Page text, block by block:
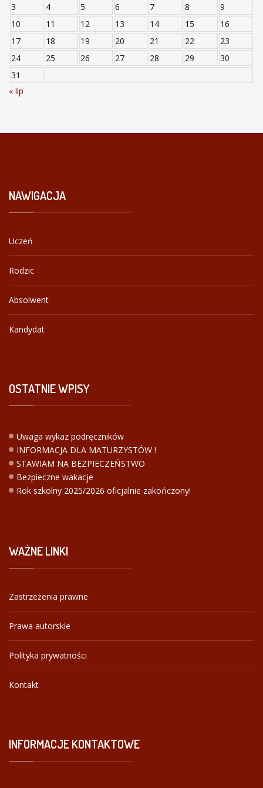
3
4 5 6 7 8
9
10
11 12 13 14 15
16
17
18 19 20 21 22
23
24
25 26 27 28 29
30
31
« lip
NAWIGACJA
Uczeń
Rodzic
Absolwent
Kandydat
OSTATNIEWPISY
Uwaga wykaz podręczników
INFORMACJA DLA MATURZYSTÓW !
STAWIAM NA BEZPIECZEŃSTWO
Bezpieczne wakacje
Rok szkolny 2025/2026 oficjalnie zakończony!
WAŻNELINKI
Zastrzeżenia prawne
Prawa autorskie
Polityka prywatności
Kontakt
INFORMACJEKONTAKTOWE